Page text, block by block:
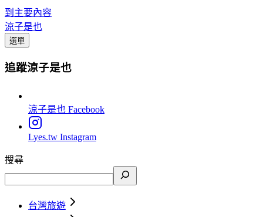
到主要內容
涼子是也
選單
追蹤涼子是也
涼子是也 Facebook
Lyes.tw Instagram
搜尋
台灣旅遊